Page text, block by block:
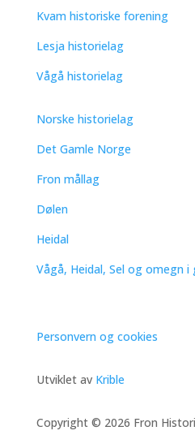
Kvam historiske forening
Lesja historielag
Vågå historielag
Norske historielag
Det Gamle Norge
Fron mållag
Dølen
Heidal
Vågå, Heidal, Sel og omegn i
Personvern og cookies
Utviklet av Krible
Copyright © 2026 Fron